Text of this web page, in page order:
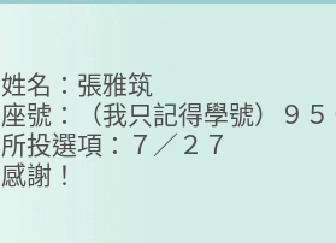
姓名：張雅筑
座號：（我只記得學號）９
所投選項：７／２７
感謝！